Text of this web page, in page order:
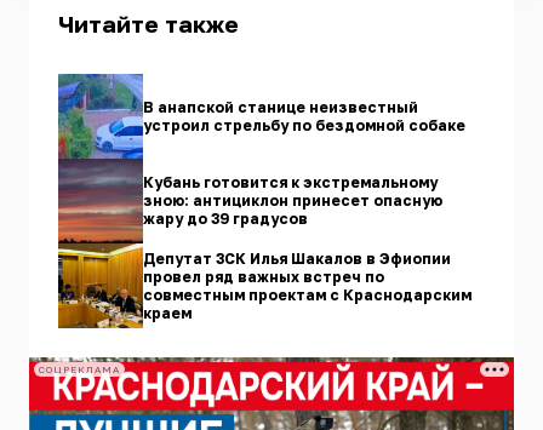
Читайте также
В анапской станице неизвестный
устроил стрельбу по бездомной собаке
Кубань готовится к экстремальному
зною: антициклон принесет опасную
жару до 39 градусов
Депутат ЗСК Илья Шакалов в Эфиопии
провел ряд важных встреч по
совместным проектам с Краснодарским
краем
СОЦРЕКЛАМА